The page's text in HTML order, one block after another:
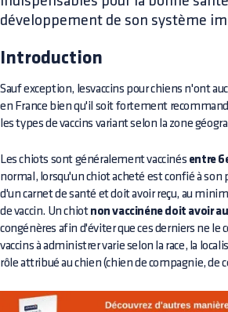
développement de son système
Introduction
Sauf exception, lesvaccins pour chiens n'ont
en France bien qu'il soit fortement
les types de vaccins variant selon la zone
Les chiots sont généralement vaccinés entre
normal, lorsqu'un chiot acheté est confié à son
d'un carnet de santé et doit avoir reçu, au
de vaccin. Un chiot non vaccinéne doit avoir
congénères afin d'éviter que ces derniers ne le
vaccins à administrer varie selon la race, la
rôle attribué au chien (chien de compagnie, de